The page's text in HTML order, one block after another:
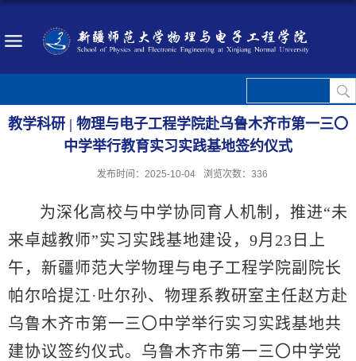
教学科研 | 物理与电子工程学院赴乌鲁木齐市第一三〇
中学举行教育实习实践基地签约仪式
发布时间：2025-10-04 浏览次数： 336
为深化高校与中学协同育人机制，推进“未
来卓越教师”实习实践基地建设，9月23日上
午，新疆师范大学物理与电子工程学院副院长
帕尔哈提江·吐尔孙、物理系教研室主任赵方赴
乌鲁木齐市第一三〇中学举行实习实践基地共
建协议签约仪式。乌鲁木齐市第一三〇中学党